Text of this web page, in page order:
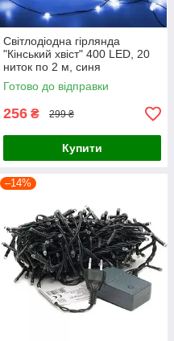
Світлодіодна гірлянда
"Кінський хвіст" 400 LED, 20
ниток по 2 м, синя
Готово до відправки
256 ₴ 299 ₴
Купити
–14%